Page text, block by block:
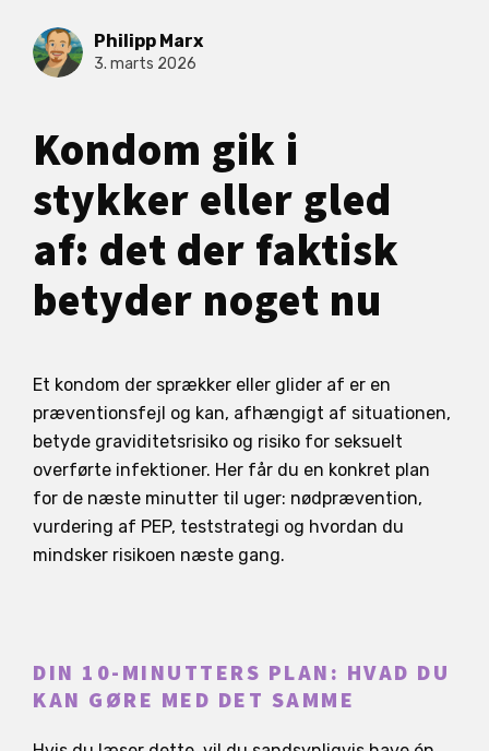
Philipp Marx
3. marts 2026
Kondom gik i
stykker eller gled
af: det der faktisk
betyder noget nu
Et kondom der sprækker eller glider af er en
præventionsfejl og kan, afhængigt af situationen,
betyde graviditetsrisiko og risiko for seksuelt
overførte infektioner. Her får du en konkret plan
for de næste minutter til uger: nødprævention,
vurdering af PEP, teststrategi og hvordan du
mindsker risikoen næste gang.
DIN 10-MINUTTERS PLAN: HVAD DU
KAN GØRE MED DET SAMME